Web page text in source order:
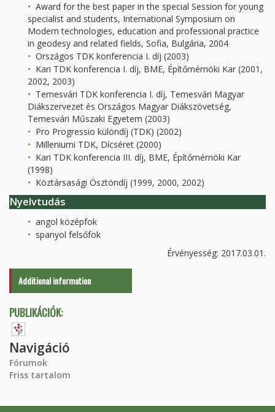
Award for the best paper in the special Session for young
specialist and students, International Symposium on
Modern technologies, education and professional practice
in geodesy and related fields, Sofia, Bulgária, 2004
Országos TDK konferencia I. díj (2003)
Kari TDK konferencia I. díj, BME, Építőmérnöki Kar (2001,
2002, 2003)
Temesvári TDK konferencia I. díj, Temesvári Magyar
Diákszervezet és Országos Magyar Diákszövetség,
Temesvári Műszaki Egyetem (2003)
Pro Progressio különdíj (TDK) (2002)
Milleniumi TDK, Dícséret (2000)
Kari TDK konferencia III. díj, BME, Építőmérnöki Kar
(1998)
Köztársasági Ösztöndíj (1999, 2000, 2002)
Nyelvtudás
angol középfok
spanyol felsőfok
Érvényesség: 2017.03.01.
Additional information
PUBLIKÁCIÓK:
Navigáció
Fórumok
Friss tartalom